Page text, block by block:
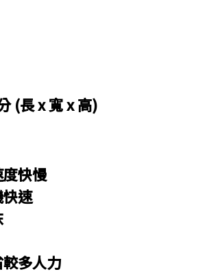
(長 x 寬 x 高)
快慢
速
多人力